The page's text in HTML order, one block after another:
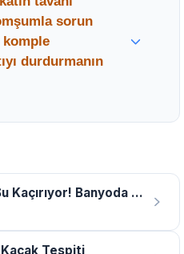
tam sızdırmazlık ve
24 saat arası
sorun
komple
durdurmanın
bu durumda
teknolojik
bir patlak olup
Eğer sorun sadece
Banyodan Alt Kata Su Kaçırıyor! Banyoda Su Sızıntısı Tespiti
Kaçak Tespiti